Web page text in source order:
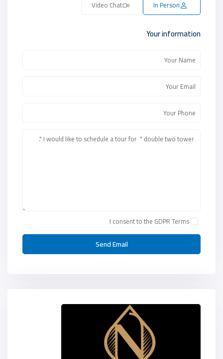
In Person
Video Chat
Your information
I consent to the GDPR Terms